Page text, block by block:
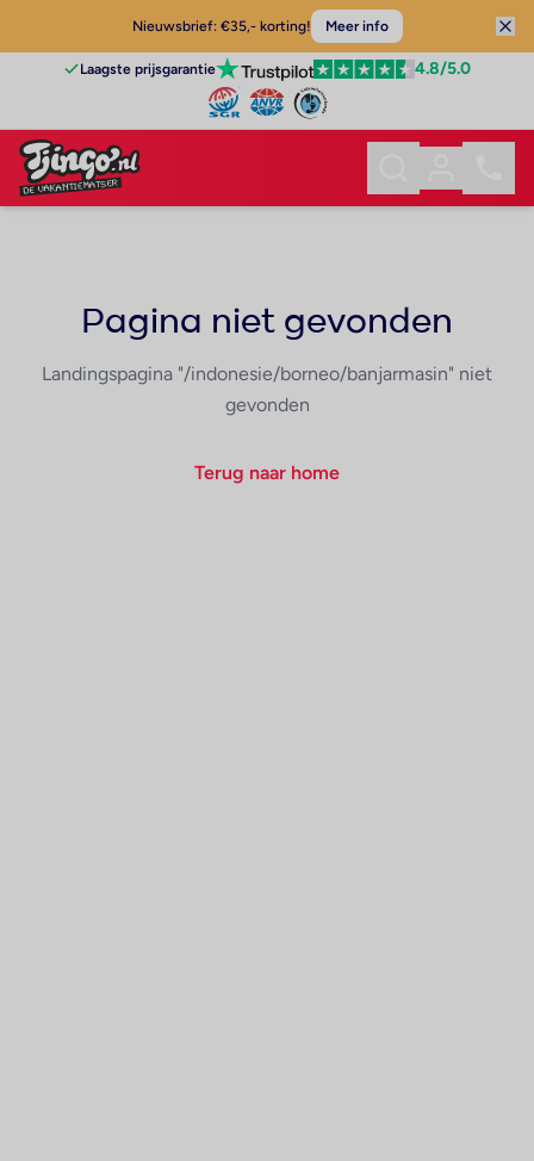
Nieuwsbrief: €35,- korting! Meer info
Laagste prijsgarantie 4.8/5.0
Pagina niet gevonden
Landingspagina "/indonesie/borneo/banjarmasin" niet
gevonden
Terug naar home